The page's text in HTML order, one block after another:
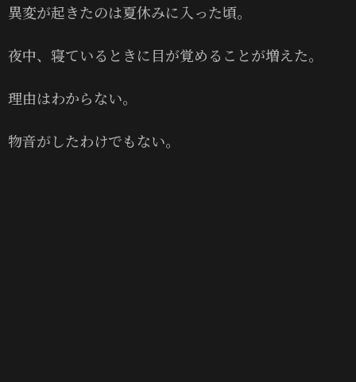
異変が起きたのは夏休みに入った頃。
夜中、寝ているときに目が覚めることが増えた。
理由はわからない。
物音がしたわけでもない。